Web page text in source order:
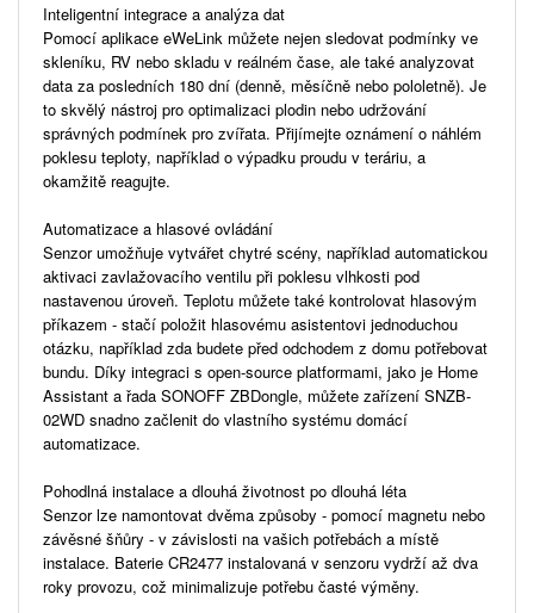
Inteligentní integrace a analýza dat
Pomocí aplikace eWeLink můžete nejen sledovat podmínky ve
skleníku, RV nebo skladu v reálném čase, ale také analyzovat
data za posledních 180 dní (denně, měsíčně nebo pololetně). Je
to skvělý nástroj pro optimalizaci plodin nebo udržování
správných podmínek pro zvířata. Přijímejte oznámení o náhlém
poklesu teploty, například o výpadku proudu v teráriu, a
okamžitě reagujte.
Automatizace a hlasové ovládání
Senzor umožňuje vytvářet chytré scény, například automatickou
aktivaci zavlažovacího ventilu při poklesu vlhkosti pod
nastavenou úroveň. Teplotu můžete také kontrolovat hlasovým
příkazem - stačí položit hlasovému asistentovi jednoduchou
otázku, například zda budete před odchodem z domu potřebovat
bundu. Díky integraci s open-source platformami, jako je Home
Assistant a řada SONOFF ZBDongle, můžete zařízení SNZB-
02WD snadno začlenit do vlastního systému domácí
automatizace.
Pohodlná instalace a dlouhá životnost po dlouhá léta
Senzor lze namontovat dvěma způsoby - pomocí magnetu nebo
závěsné šňůry - v závislosti na vašich potřebách a místě
instalace. Baterie CR2477 instalovaná v senzoru vydrží až dva
roky provozu, což minimalizuje potřebu časté výměny.